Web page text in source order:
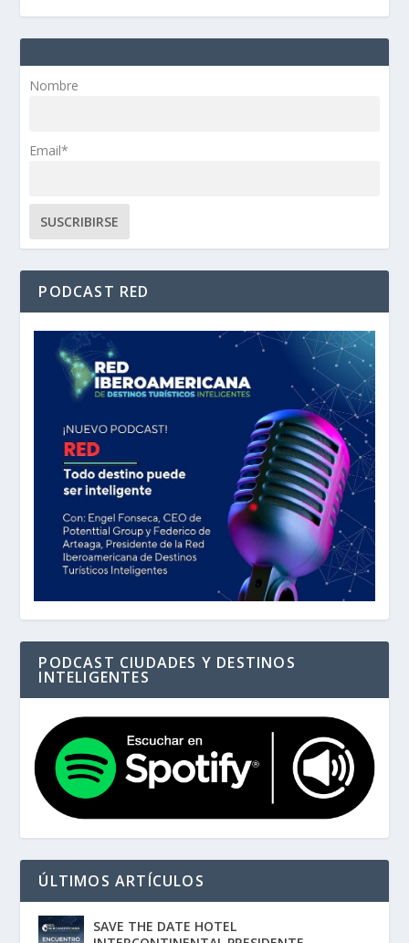
Nombre
Email*
PODCAST RED
PODCAST CIUDADES Y DESTINOS
INTELIGENTES
ÚLTIMOS ARTÍCULOS
SAVE THE DATE HOTEL